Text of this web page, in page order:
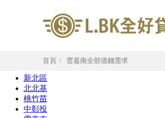
首頁 雲嘉南全部借錢需求